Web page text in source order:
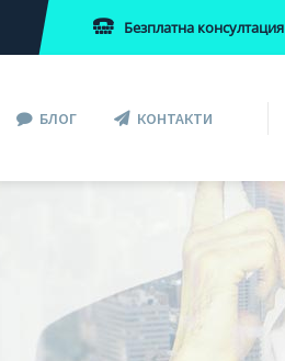
Безплатна консултация
БЛОГ КОНТАКТИ